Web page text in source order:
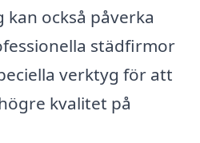
också påverka
städfirmor
verktyg för att
kvalitet på